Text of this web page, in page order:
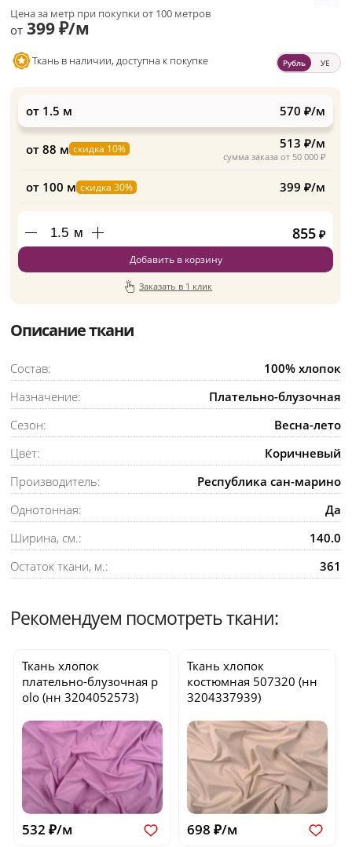
Цена за метр при покупки от 100 метров
от 399 ₽/м
Ткань в наличии, доступна к покупке Рубль УЕ
от 1.5 м 570 ₽/м
от 88 м скидка 10%
сумма заказа от 50 000 ₽
513 ₽/м
от 100 м скидка 30% 399 ₽/м
м 855 ₽
Добавить в корзину
Заказать в 1 клик
Описание ткани
Состав:
100% хлопок
Назначение:
Плательно-блузочная
Сезон:
Весна-лето
Цвет:
Коричневый
Производитель:
Республика сан-марино
Однотонная:
Да
Ширина, см.:
140.0
Остаток ткани, м.:
361
Рекомендуем посмотреть ткани:
Ткань хлопок
плательно-блузочная p
olo (нн 3204052573)
532 ₽/м
Ткань хлопок
костюмная 507320 (нн
3204337939)
698 ₽/м